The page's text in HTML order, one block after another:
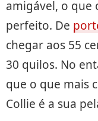
amigável, o que
perfeito. De
chegar aos 55
30 quilos. No
que o que mais
Collie é a sua